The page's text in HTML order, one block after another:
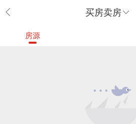
买房卖房
房源